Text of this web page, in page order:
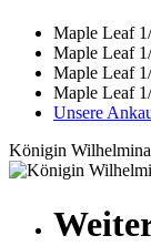
Maple Leaf
Maple Leaf
Maple Leaf
Maple Leaf
Unsere
Königin Wilhelmina